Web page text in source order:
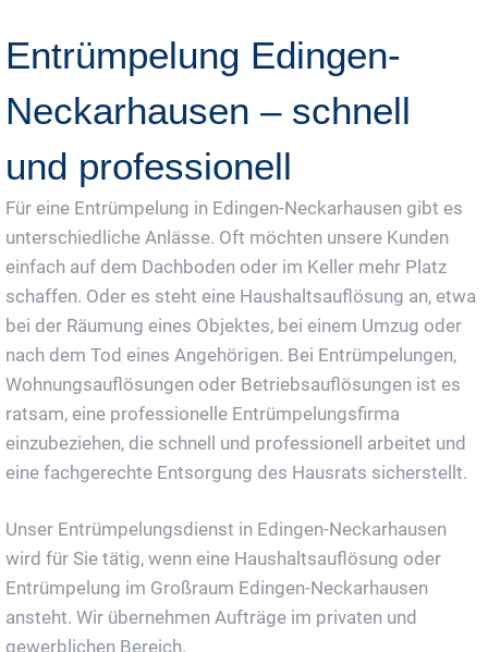
Entrümpelung Edingen-
Neckarhausen – schnell
und professionell
Für eine Entrümpelung in Edingen-Neckarhausen gibt es
unterschiedliche Anlässe. Oft möchten unsere Kunden
einfach auf dem Dachboden oder im Keller mehr Platz
schaffen. Oder es steht eine Haushaltsauflösung an, etwa
bei der Räumung eines Objektes, bei einem Umzug oder
nach dem Tod eines Angehörigen. Bei Entrümpelungen,
Wohnungsauflösungen oder Betriebsauflösungen ist es
ratsam, eine professionelle Entrümpelungsfirma
einzubeziehen, die schnell und professionell arbeitet und
eine fachgerechte Entsorgung des Hausrats sicherstellt.
Unser Entrümpelungsdienst in Edingen-Neckarhausen
wird für Sie tätig, wenn eine Haushaltsauflösung oder
Entrümpelung im Großraum Edingen-Neckarhausen
ansteht. Wir übernehmen Aufträge im privaten und
gewerblichen Bereich.